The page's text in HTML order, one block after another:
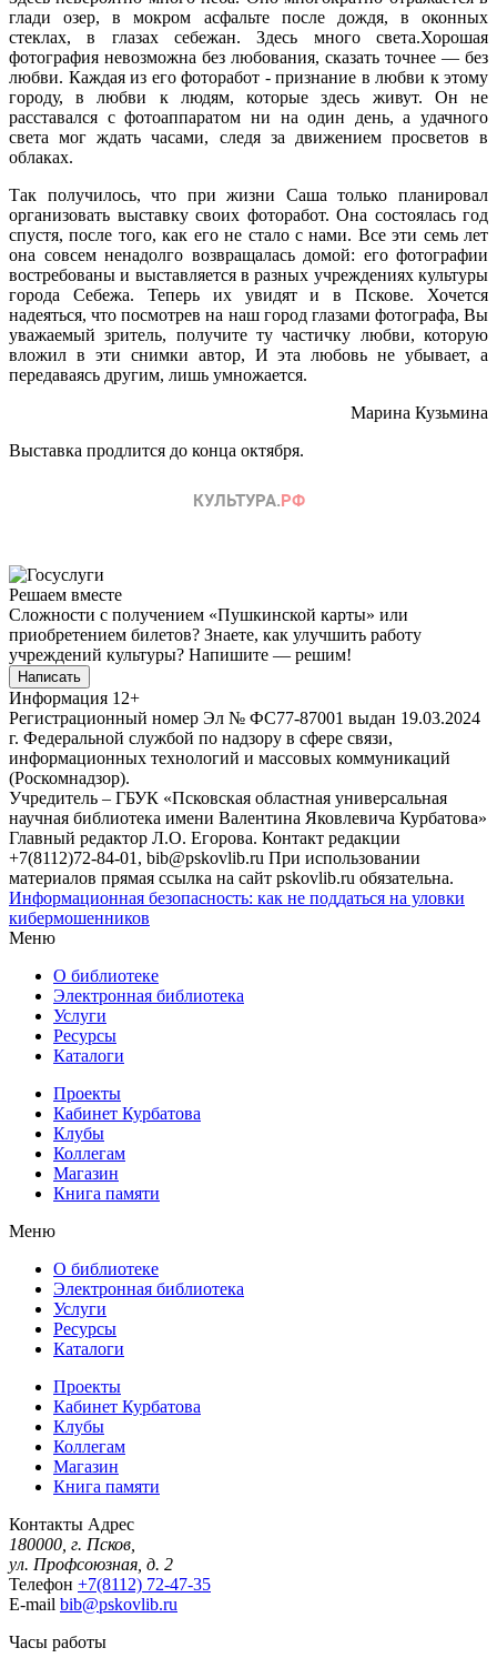
глади озер, в мокром асфальте после дождя, в оконных
стеклах, в глазах себежан. Здесь много света.Хорошая
фотография невозможна без любования, сказать точнее — без
любви. Каждая из его фоторабот - признание в любви к этому
городу, в любви к людям, которые здесь живут. Он не
расставался с фотоаппаратом ни на один день, а удачного
света мог ждать часами, следя за движением просветов в
облаках.
Так получилось, что при жизни Саша только планировал
организовать выставку своих фоторабот. Она состоялась год
спустя, после того, как его не стало с нами. Все эти семь лет
она совсем ненадолго возвращалась домой: его фотографии
востребованы и выставляется в разных учреждениях культуры
города Себежа. Теперь их увидят и в Пскове. Хочется
надеяться, что посмотрев на наш город глазами фотографа, Вы
уважаемый зритель, получите ту частичку любви, которую
вложил в эти снимки автор, И эта любовь не убывает, а
передаваясь другим, лишь умножается.
Марина Кузьмина
Выставка продлится до конца октября.
Решаем вместе
Сложности с получением «Пушкинской карты» или
приобретением билетов? Знаете, как улучшить работу
учреждений культуры? Напишите — решим!
Написать
Информация 12+
Регистрационный номер Эл № ФС77-87001 выдан 19.03.2024
г. Федеральной службой по надзору в сфере связи,
информационных технологий и массовых коммуникаций
(Роскомнадзор).
Учредитель – ГБУК «Псковская областная универсальная
научная библиотека имени Валентина Яковлевича Курбатова»
Главный редактор Л.О. Егорова. Контакт редакции
+7(8112)72-84-01, bib@pskovlib.ru При использовании
материалов прямая ссылка на сайт pskovlib.ru обязательна.
Информационная безопасность: как не поддаться на уловки
кибермошенников
Меню
О библиотеке
Электронная библиотека
Услуги
Ресурсы
Каталоги
Проекты
Кабинет Курбатова
Клубы
Коллегам
Магазин
Книга памяти
Меню
О библиотеке
Электронная библиотека
Услуги
Ресурсы
Каталоги
Проекты
Кабинет Курбатова
Клубы
Коллегам
Магазин
Книга памяти
Контакты Адрес
180000, г. Псков,
ул. Профсоюзная, д. 2
Телефон +7(8112) 72-47-35
E-mail bib@pskovlib.ru
Часы работы